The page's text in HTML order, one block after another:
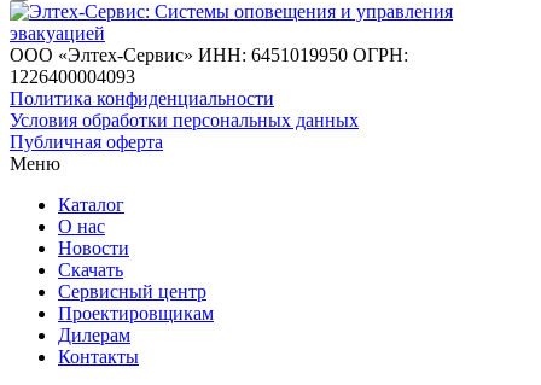
ООО «Элтех-Сервис» ИНН: 6451019950 ОГРН:
1226400004093
Политика конфиденциальности
Условия обработки персональных данных
Публичная оферта
Меню
Каталог
О нас
Новости
Скачать
Сервисный центр
Проектировщикам
Дилерам
Контакты